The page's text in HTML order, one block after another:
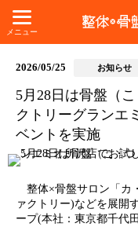
メニュー
2026/05/25 お知らせ
5月28日は骨盤（
クトリーグランエ
ベントを実施
整体×骨盤サロン「カ
ァクトリー)などを展開
ープ(本社：東京都千代